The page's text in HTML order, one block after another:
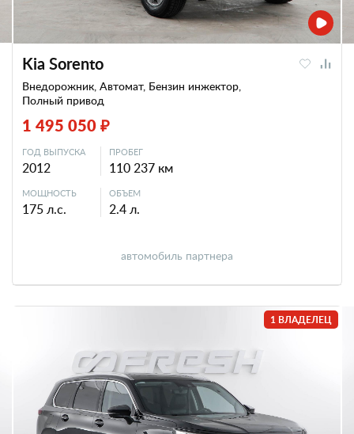
Kia Sorento
Внедорожник, Автомат, Бензин инжектор,
Полный привод
1 495 050 ₽
ГОД ВЫПУСКА
2012
ПРОБЕГ
110 237 км
МОЩНОСТЬ
175 л.с.
ОБЪЕМ
2.4 л.
автомобиль партнера
1 ВЛАДЕЛЕЦ